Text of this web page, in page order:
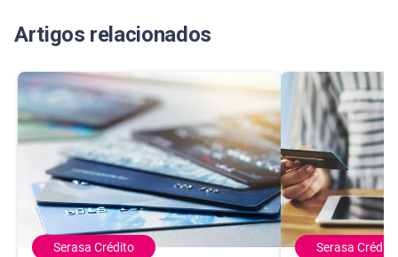
Artigos relacionados
Serasa Crédito Serasa Crédito